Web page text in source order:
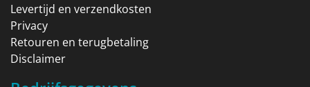
Levertijd en verzendkosten
Privacy
Retouren en terugbetaling
Disclaimer